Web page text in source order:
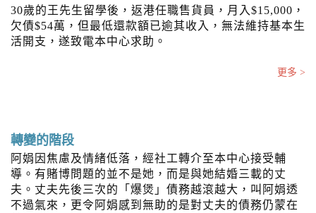
30歲的王先生留學後，返港任職售貨員，月入$15,000，
欠債$54萬，但最低還款額已逾其收入，無法維持基本生
活開支，遂致電本中心求助。
更多 >
轉變的階段
阿娟因焦慮及情緒低落，經社工轉介至本中心接受輔
導。有賭博問題的並不是她，而是與她結婚三載的丈
夫。丈夫先後三次的「爆煲」債務越滾越大，叫阿娟透
不過氣來，更令阿娟感到無助的是對丈夫的債務仍蒙在